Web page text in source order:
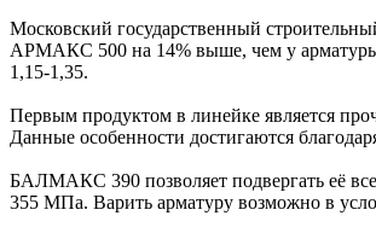
Московский государственный
АРМАКС 500 на 14% выше, чем у арматуры
1,15-1,35.
Первым продуктом в линейке является
Данные особенности достигаются
БАЛМАКС 390 позволяет подвергать её
355 МПа. Варить арматуру возможно в